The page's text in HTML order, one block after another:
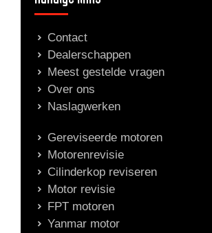
Contact
Dealerschappen
Meest gestelde vragen
Over ons
Naslagwerken
Gereviseerde motoren
Motorenrevisie
Cilinderkop reviseren
Motor revisie
FPT motoren
Yanmar motor